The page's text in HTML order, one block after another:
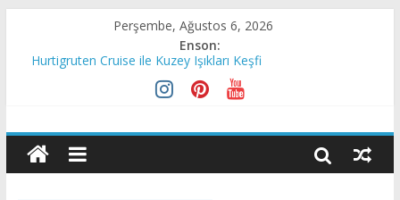
Perşembe, Ağustos 6, 2026
Enson:
Hurtigruten Cruise ile Kuzey Işıkları Keşfi
Royal Caribbean Odyssey of the Seas’in Suya İnişini Erteledi
Celestyal Operasyonlarını 2021 Yılına Kadar Durdurdu
Norveç Kıyı Şeridini Kruvaziyer Turizme Açtı